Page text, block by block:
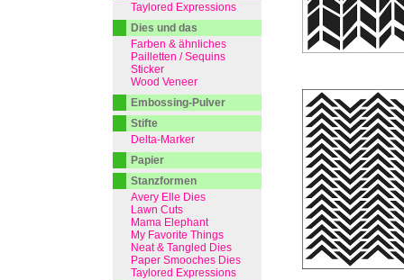
Taylored Expressions
Dies und das
Farben & ähnliches
Pailletten / Sequins
Sticker
Wood Veneer
Embossing-Pulver
Stifte
Delta-Marker
Papier
Stanzformen
Avery Elle Dies
Lawn Cuts
Mama Elephant
My Favorite Things
Neat & Tangled Dies
Paper Smooches Dies
Taylored Expressions